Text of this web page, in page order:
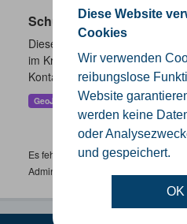
Diese Website
Cookies
Wir verwenden
reibungslose
Website
werden keine
oder
und gespeichert.
OK
Schulen
Dieser Datensatz beinhaltet
im Kreis Gütersloh mit
Kontaktmöglichkeiten,
GeoJSON SHP
Es fehlen spezifische Datensätze?
Administrator unter: